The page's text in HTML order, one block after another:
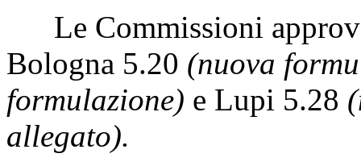
Le Commissioni
Bologna 5.20 (nuova
formulazione) e Lupi 5.28
allegato).